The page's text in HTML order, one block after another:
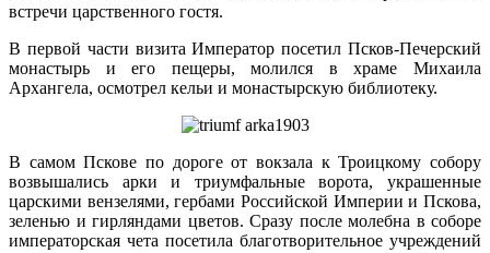
встречи царственного гостя.
В первой части визита Император посетил Псков-Печерский
монастырь и его пещеры, молился в храме Михаила
Архангела, осмотрел кельи и монастырскую библиотеку.
В самом Пскове по дороге от вокзала к Троицкому собору
возвышались арки и триумфальные ворота, украшенные
царскими вен­зелями, гербами Российской Империи и Пскова,
зеленью и гирляндами цветов. Сразу после молебна в соборе
императорская чета посетила благотворительное учреждений